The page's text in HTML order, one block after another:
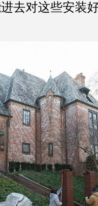
去对这些安装